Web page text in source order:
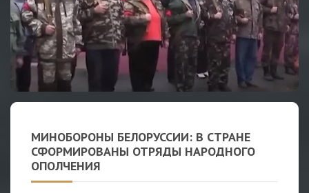
МИНОБОРОНЫ БЕЛОРУССИИ: В СТРАНЕ
СФОРМИРОВАНЫ ОТРЯДЫ НАРОДНОГО
ОПОЛЧЕНИЯ